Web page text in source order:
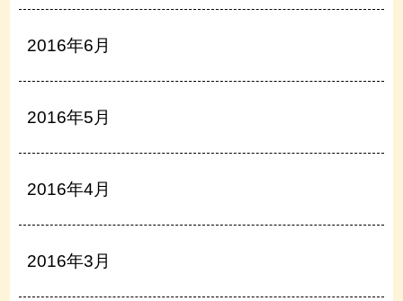
2016年6月
2016年5月
2016年4月
2016年3月